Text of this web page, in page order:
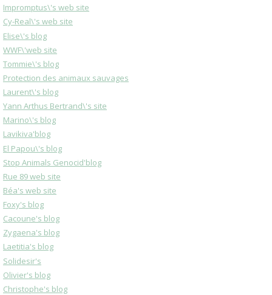
Impromptus\'s web site
Cy-Real\'s web site
Elise\'s blog
WWF\'web site
Tommie\'s blog
Protection des animaux sauvages
Laurent\'s blog
Yann Arthus Bertrand\'s site
Marino\'s blog
Lavikiva'blog
El Papou\'s blog
Stop Animals Genocid'blog
Rue 89 web site
Béa's web site
Foxy's blog
Cacoune's blog
Zygaena's blog
Laetitia's blog
Solidesir's
Olivier's blog
Christophe's blog